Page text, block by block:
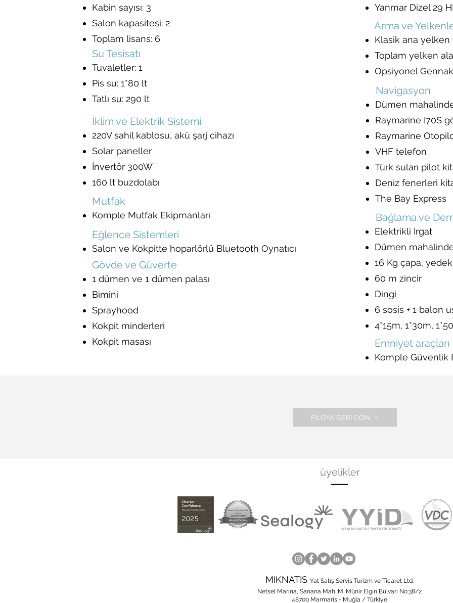
Kabin sayısı: 3
Salon kapasitesi: 2
Toplam lisans: 6
Su Tesisatı
Tuvaletler: 1
Pis su: 1*80 lt
Tatlı su: 290 lt
İklim ve Elektrik Sistemi
220V sahil kablosu, akü şarj cihazı
Solar paneller
İnvertör 300W
160 lt buzdolabı
Mutfak
Komple Mutfak Ekipmanları
Eğlence Sistemleri
Salon ve Kokpitte hoparlörlü Bluetooth Oynatıcı
Gövde ve Güverte
1 dümen ve 1 dümen palası
Bimini
Sprayhood
Kokpit minderleri
Kokpit masası
Yanmar Dizel 29
Arma ve
Klasik ana
Toplam yelken
Opsiyonel
Navigasyon
Dümen
Raymarine I70S
Raymarine
VHF telefon
Türk suları pilot
Deniz fenerleri
The Bay Express
Bağlama ve
Elektrikli Irgat
Dümen
16 Kg çapa,
60 m zincir
Dingi
6 sosis + 1 balon
4*15m, 1*30m,
Emniyet araçları
Komple Güvenlik
FİLOYA GERİ DÖN
üyelikler
MIKNATIS Yat Satış Servis Turizm ve Ticaret Ltd.
Netsel Marina, Sarıana Mah. M. Münir Elgin Bulvarı No:38/2
48700 Marmaris - Muğla / Türkiye